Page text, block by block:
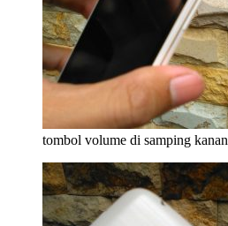
tombol volume di samping kanan